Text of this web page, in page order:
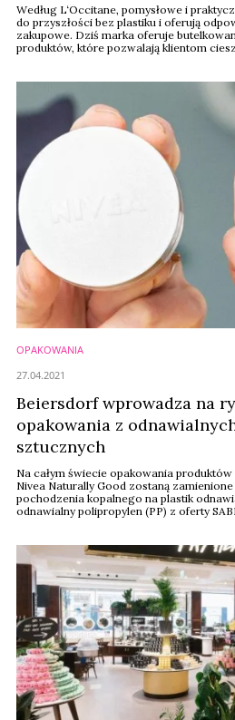
Według L‘Occitane, pomysłowe i
do przyszłości bez plastiku i oferują
zakupowe. Dziś marka oferuje
produktów, które pozwalają klientom
OPAKOWANIA
Beiersdorf wprowadza na
opakowania z
sztucznych
Na całym świecie opakowania
Nivea Naturally Good zostaną
pochodzenia kopalnego na plastik
odnawialny polipropylen (PP) z oferty
27.04.2021